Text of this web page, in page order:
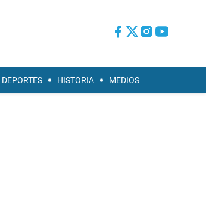
DEPORTES HISTORIA MEDIOS